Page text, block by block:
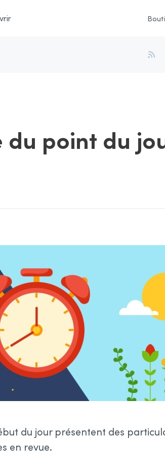
du point du
du jour présentent des
en revue.